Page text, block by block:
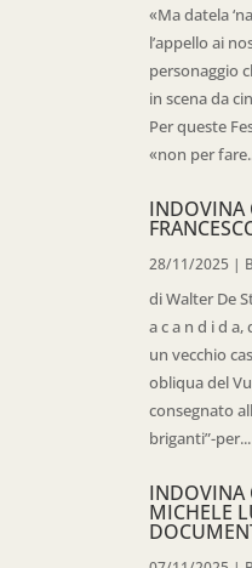
«Ma datela
l’appello ai
personaggio
in scena da
Per queste
«non per
INDOVINA
28/11/2025 |
di Walter De
a c a n d i d
un vecchio
obliqua del
consegnato
briganti”-per...
INDOVINA
MICHELE